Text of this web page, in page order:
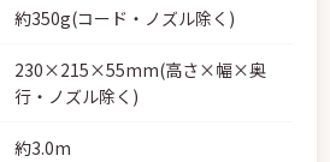
約350g(コード・ノズル除く)
230×215×55mm(高さ×幅×奥
行・ノズル除く)
約3.0m